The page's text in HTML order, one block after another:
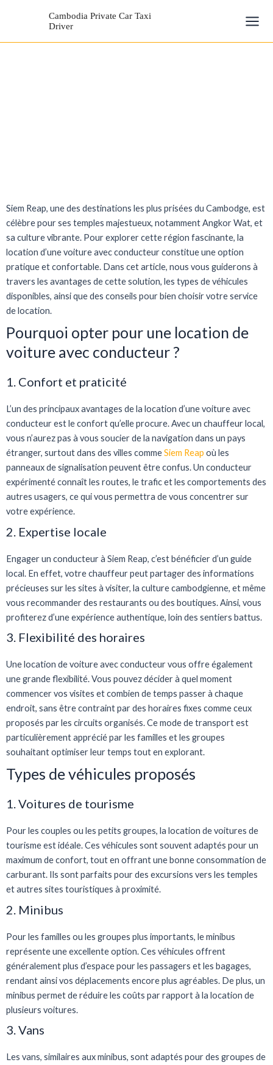
Cambodia Private Car Taxi
Driver
Siem Reap, une des destinations les plus prisées du Cambodge, est
célèbre pour ses temples majestueux, notamment Angkor Wat, et
sa culture vibrante. Pour explorer cette région fascinante, la
location d’une voiture avec conducteur constitue une option
pratique et confortable. Dans cet article, nous vous guiderons à
travers les avantages de cette solution, les types de véhicules
disponibles, ainsi que des conseils pour bien choisir votre service
de location.
Pourquoi opter pour une location de
voiture avec conducteur ?
1. Confort et praticité
L’un des principaux avantages de la location d’une voiture avec
conducteur est le confort qu’elle procure. Avec un chauffeur local,
vous n’aurez pas à vous soucier de la navigation dans un pays
étranger, surtout dans des villes commeSiem Reap où les
panneaux de signalisation peuvent être confus. Un conducteur
expérimenté connaît les routes, le trafic et les comportements des
autres usagers, ce qui vous permettra de vous concentrer sur
votre expérience.
2. Expertise locale
Engager un conducteur à Siem Reap, c’est bénéficier d’un guide
local. En effet, votre chauffeur peut partager des informations
précieuses sur les sites à visiter, la culture cambodgienne, et même
vous recommander des restaurants ou des boutiques. Ainsi, vous
profiterez d’une expérience authentique, loin des sentiers battus.
3. Flexibilité des horaires
Une location de voiture avec conducteur vous offre également
une grande flexibilité. Vous pouvez décider à quel moment
commencer vos visites et combien de temps passer à chaque
endroit, sans être contraint par des horaires fixes comme ceux
proposés par les circuits organisés. Ce mode de transport est
particulièrement apprécié par les familles et les groupes
souhaitant optimiser leur temps tout en explorant.
Types de véhicules proposés
1. Voitures de tourisme
Pour les couples ou les petits groupes, la location de voitures de
tourisme est idéale. Ces véhicules sont souvent adaptés pour un
maximum de confort, tout en offrant une bonne consommation de
carburant. Ils sont parfaits pour des excursions vers les temples
et autres sites touristiques à proximité.
2. Minibus
Pour les familles ou les groupes plus importants, le minibus
représente une excellente option. Ces véhicules offrent
généralement plus d’espace pour les passagers et les bagages,
rendant ainsi vos déplacements encore plus agréables. De plus, un
minibus permet de réduire les coûts par rapport à la location de
plusieurs voitures.
3. Vans
Les vans, similaires aux minibus, sont adaptés pour des groupes de